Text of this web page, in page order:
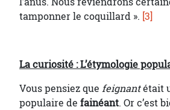
tamponner le coquillard ». [3]
La curiosité : L’étymologie
Vous pensiez que feignantétait
populaire de fainéant. Or c’est